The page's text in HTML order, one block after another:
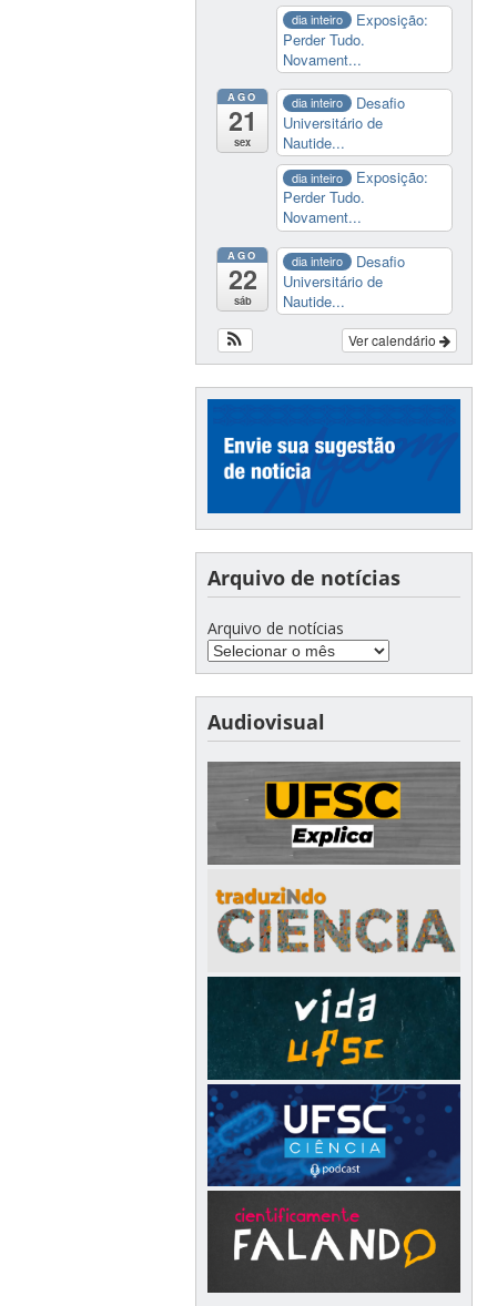
dia inteiro
Exposição:
Perder Tudo.
Novament...
AGO
21
sex
dia inteiro
Desafio
Universitário de
Nautide...
dia inteiro
Exposição:
Perder Tudo.
Novament...
AGO
22
sáb
dia inteiro
Desafio
Universitário de
Nautide...
Ver calendário
Arquivo de notícias
Arquivo de notícias
Audiovisual